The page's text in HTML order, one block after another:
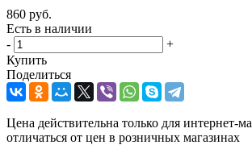
860 руб.
Есть в наличии
-
+
Купить
Поделиться
Цена действительна только для интернет-
отличаться от цен в розничных магазинах